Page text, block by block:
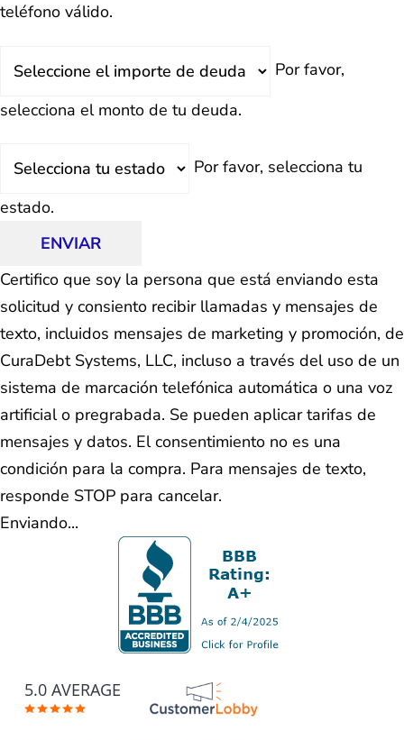
teléfono válido.
Por favor,
selecciona el monto de tu deuda.
Por favor, selecciona tu
estado.
ENVIAR
Certifico que soy la persona que está enviando esta
solicitud y consiento recibir llamadas y mensajes de
texto, incluidos mensajes de marketing y promoción, de
CuraDebt Systems, LLC, incluso a través del uso de un
sistema de marcación telefónica automática o una voz
artificial o pregrabada. Se pueden aplicar tarifas de
mensajes y datos. El consentimiento no es una
condición para la compra. Para mensajes de texto,
responde STOP para cancelar.
Enviando...
5.0 AVERAGE